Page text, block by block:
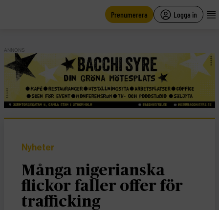
Prenumerera Logga in
ANNONS
Nyheter
Många nigerianska
flickor faller offer för
trafficking